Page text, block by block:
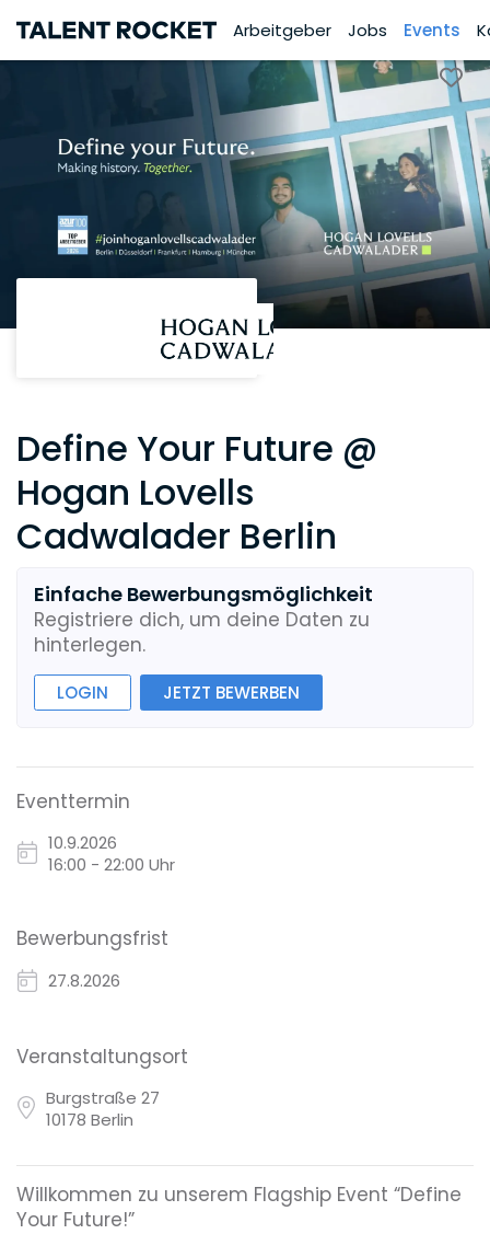
Arbeitgeber Jobs Events
Define Your Future @
Hogan Lovells
Cadwalader Berlin
Einfache Bewerbungsmöglichkeit
Registriere dich, um deine Daten zu
hinterlegen.
LOGIN JETZT BEWERBEN
Eventtermin
10.9.2026
16:00 - 22:00 Uhr
Bewerbungsfrist
27.8.2026
Veranstaltungsort
Burgstraße 27
10178 Berlin
Willkommen zu unserem Flagship Event “Define
Your Future!”